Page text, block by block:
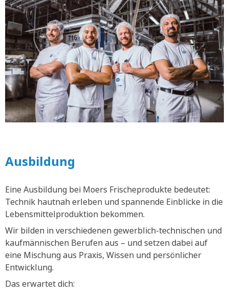
Ausbildung
Eine Ausbildung bei Moers Frischeprodukte bedeutet:
Technik hautnah erleben und spannende Einblicke in die
Lebensmittelproduktion bekommen.
Wir bilden in verschiedenen gewerblich-technischen und
kaufmännischen Berufen aus – und setzen dabei auf
eine Mischung aus Praxis, Wissen und persönlicher
Entwicklung.
Das erwartet dich: